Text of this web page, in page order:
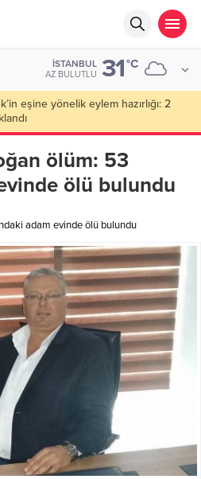
İSTANBUL
AZ BULUTLU 31°C
milyonluk vurgun iddiası: Haluk
gözaltı
ölüm: 53
ölü bulundu
adam evinde ölü bulundu